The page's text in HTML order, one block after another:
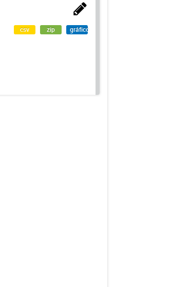
csv zip gráfico